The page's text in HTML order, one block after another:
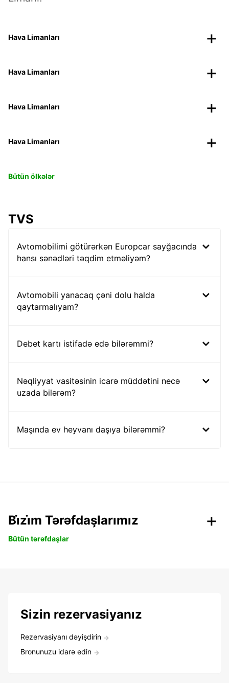
Hava Limanları
Hava Limanları
Hava Limanları
Hava Limanları
Bütün ölkələr
TVS
Avtomobilimi götürərkən Europcar sayğacında
hansı sənədləri təqdim etməliyəm?
Avtomobili yanacaq çəni dolu halda
qaytarmalıyam?
Debet kartı istifadə edə bilərəmmi?
Nəqliyyat vasitəsinin icarə müddətini necə
uzada bilərəm?
Maşında ev heyvanı daşıya bilərəmmi?
Bi̇zi̇m Tərəfdaşlarımız
Bütün tərəfdaşlar
Sizin rezervasiyanız
Rezervasiyanı dəyişdirin
Bronunuzu idarə edin